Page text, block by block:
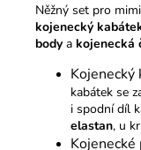
Něžný set pro
kojenecký
body a kojenecká
Kojenecký
kabátek se
i spodní díl
elastan, u
Kojenecké